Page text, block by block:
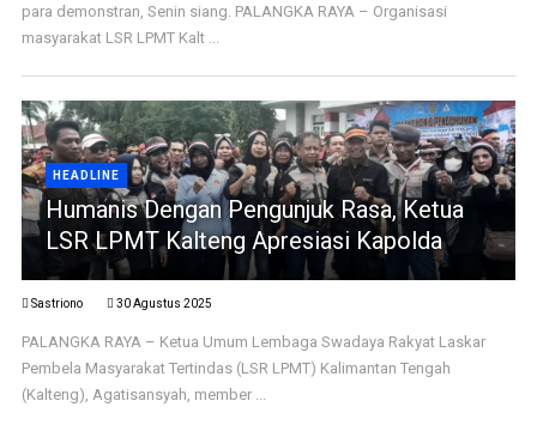
para demonstran, Senin siang. PALANGKA RAYA – Organisasi
masyarakat LSR LPMT Kalt ...
HEADLINE
Humanis Dengan Pengunjuk Rasa, Ketua
LSR LPMT Kalteng Apresiasi Kapolda
Sastriono 30 Agustus 2025
PALANGKA RAYA – Ketua Umum Lembaga Swadaya Rakyat Laskar
Pembela Masyarakat Tertindas (LSR LPMT) Kalimantan Tengah
(Kalteng), Agatisansyah, member ...